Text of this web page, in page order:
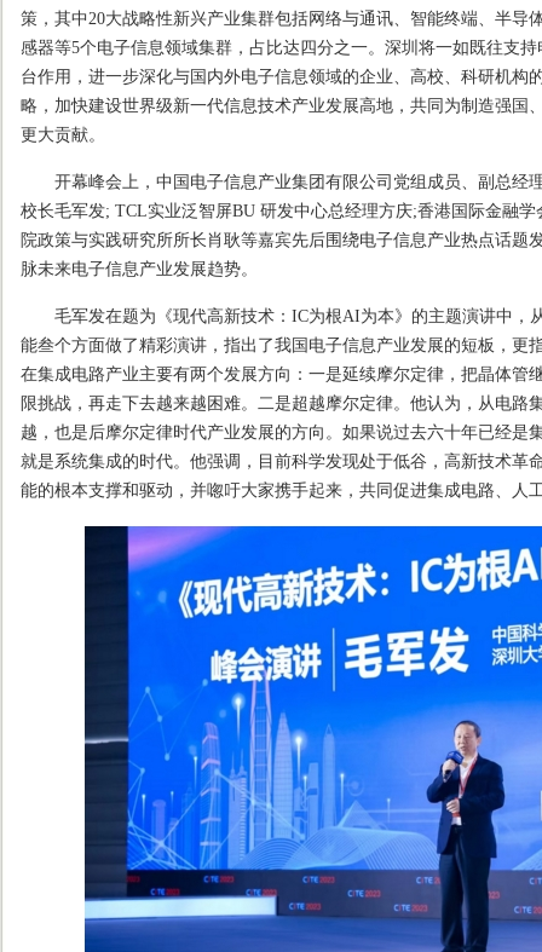
策，其中20大战略性新兴产业集群包括网络与通讯、智能终端、半导
感器等5个电子信息领域集群，占比达四分之一。深圳将一如既往支
台作用，进一步深化与国内外电子信息领域的企业、高校、科研机构
略，加快建设世界级新一代信息技术产业发展高地，共同为制造强国
更大贡献。
开幕峰会上，中国电子信息产业集团有限公司党组成员、副总经
校长毛军发; TCL实业泛智屏BU 研发中心总经理方庆;香港国际金融
院政策与实践研究所所长肖耿等嘉宾先后围绕电子信息产业热点话题
脉未来电子信息产业发展趋势。
毛军发在题为《现代高新技术：IC为根AI为本》的主题演讲中，
能叁个方面做了精彩演讲，指出了我国电子信息产业发展的短板，更
在集成电路产业主要有两个发展方向：一是延续摩尔定律，把晶体管
限挑战，再走下去越来越困难。二是超越摩尔定律。他认为，从电路
越，也是后摩尔定律时代产业发展的方向。如果说过去六十年已经是
就是系统集成的时代。他强调，目前科学发现处于低谷，高新技术革
能的根本支撑和驱动，并唿吁大家携手起来，共同促进集成电路、人